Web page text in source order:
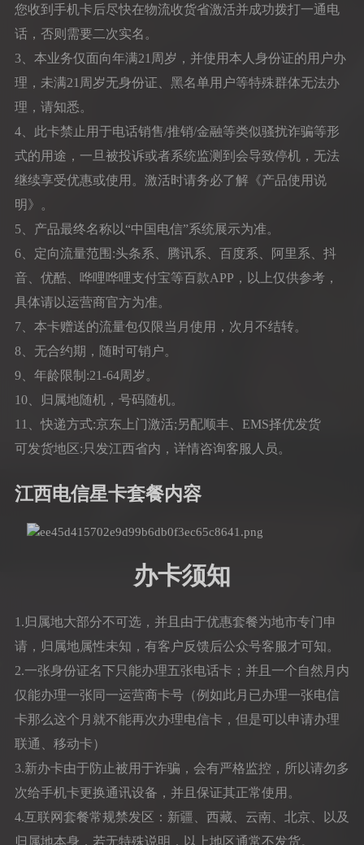
您收到手机卡后尽快在物流收货省激活并成功拨打一通电
话，否则需要二次实名。
3、本业务仅面向年满21周岁，并使用本人身份证的用户办
理，未满21周岁无身份证、黑名单用户等特殊群体无法办
理，请知悉。
4、此卡禁止用于电话销售/推销/金融等类似骚扰诈骗等形
式的用途，一旦被投诉或者系统监测到会导致停机，无法
继续享受优惠或使用。激活时请务必了解《产品使用说
明》。
5、产品最终名称以“中国电信”系统展示为准。
6、定向流量范围:头条系、腾讯系、百度系、阿里系、抖
音、优酷、哗哩哗哩支付宝等百款APP，以上仅供参考，
具体请以运营商官方为准。
7、本卡赠送的流量包仅限当月使用，次月不结转。
8、无合约期，随时可销户。
9、年龄限制:21-64周岁。
10、归属地随机，号码随机。
11、快递方式:京东上门激活;另配顺丰、EMS择优发货
可发货地区:只发江西省内，详情咨询客服人员。
江西电信星卡套餐内容
办卡须知
1.归属地大部分不可选，并且由于优惠套餐为地市专门申
请，归属地属性未知，有客户反馈后公众号客服才可知。
2.一张身份证名下只能办理五张电话卡；并且一个自然月内
仅能办理一张同一运营商卡号（例如此月已办理一张电信
卡那么这个月就不能再次办理电信卡，但是可以申请办理
联通、移动卡）
3.新办卡由于防止被用于诈骗，会有严格监控，所以请勿多
次给手机卡更换通讯设备，并且保证其正常使用。
4.互联网套餐常规禁发区：新疆、西藏、云南、北京、以及
归属地本身，若无特殊说明，以上地区通常不发货。